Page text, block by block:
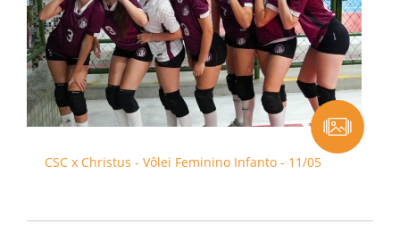
CSC x Christus - Vôlei Feminino Infanto - 11/05